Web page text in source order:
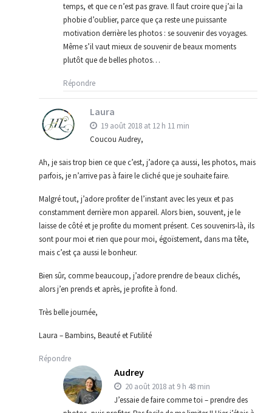
temps, et que ce n’est pas grave. Il faut croire que j’ai la
phobie d’oublier, parce que ça reste une puissante
motivation derrière les photos : se souvenir des voyages.
Même s’il vaut mieux de souvenir de beaux moments
plutôt que de belles photos…
Répondre
Laura
19 août 2018 at 12 h 11 min
Coucou Audrey,
Ah, je sais trop bien ce que c’est, j’adore ça aussi, les photos, mais
parfois, je n’arrive pas à faire le cliché que je souhaite faire.
Malgré tout, j’adore profiter de l’instant avec les yeux et pas
constamment derrière mon appareil. Alors bien, souvent, je le
laisse de côté et je profite du moment présent. Ces souvenirs-là, ils
sont pour moi et rien que pour moi, égoïstement, dans ma tête,
mais c’est ça aussi le bonheur.
Bien sûr, comme beaucoup, j’adore prendre de beaux clichés,
alors j’en prends et après, je profite à fond.
Très belle journée,
Laura – Bambins, Beauté et Futilité
Répondre
Audrey
20 août 2018 at 9 h 48 min
J’essaie de faire comme toi – prendre des